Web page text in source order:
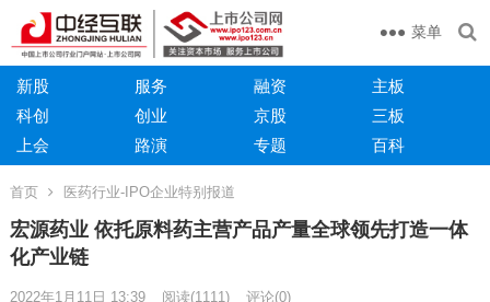
菜单
新股 服务 融资
主板
科创
创业 京股
三板
上会
路演 专题 百科
首页 医药行业-IPO企业特别报道
宏源药业 依托原料药主营产品产量全球领先打造一体
化产业链
2022年1月11日 13:39 阅读(1111) 评论(0)